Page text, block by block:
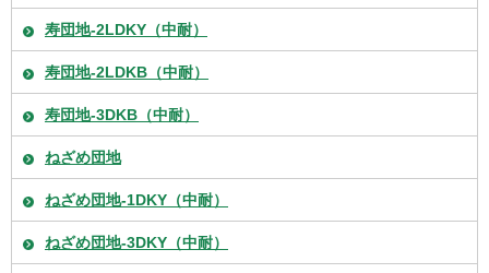
寿団地-2LDKY（中耐）
寿団地-2LDKB（中耐）
寿団地-3DKB（中耐）
ねざめ団地
ねざめ団地-1DKY（中耐）
ねざめ団地-3DKY（中耐）